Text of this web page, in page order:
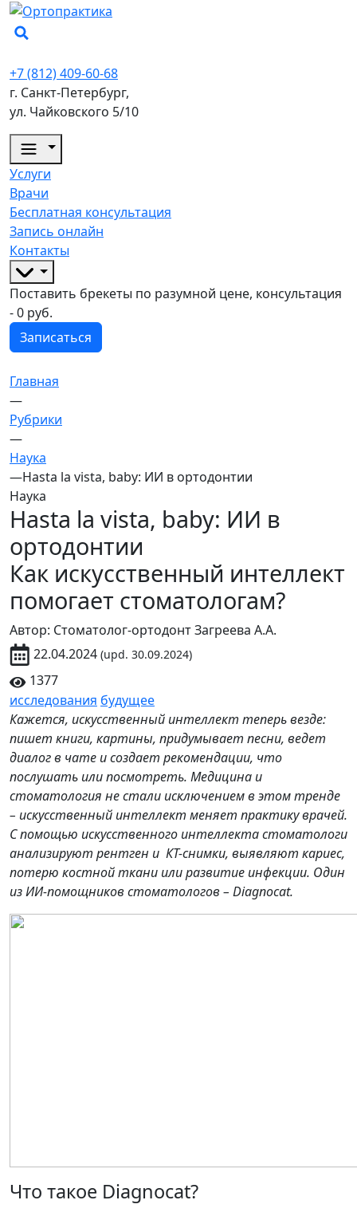
+7 (812) 409-60-68
г. Санкт-Петербург,
ул. Чайковского 5/10
Услуги
Врачи
Бесплатная консультация
Запись онлайн
Контакты
Поставить брекеты по разумной цене, консультация
- 0 руб.
Записаться
Главная
—
Рубрики
—
Наука
—Hasta la vista, baby: ИИ в ортодонтии
Наука
Hasta la vista, baby: ИИ в
ортодонтии
Как искусственный интеллект
помогает стоматологам?
Автор: Стоматолог-ортодонт Загреева А.А.
22.04.2024 (upd. 30.09.2024)
1377
исследования будущее
Кажется, искусственный интеллект теперь везде:
пишет книги, картины, придумывает песни, ведет
диалог в чате и создает рекомендации, что
послушать или посмотреть. Медицина и
стоматология не стали исключением в этом тренде
– искусственный интеллект меняет практику врачей.
С помощью искусственного интеллекта стоматологи
анализируют рентген и КТ-снимки, выявляют кариес,
потерю костной ткани или развитие инфекции. Один
из ИИ-помощников стоматологов – Diagnocat.
Что такое Diagnocat?